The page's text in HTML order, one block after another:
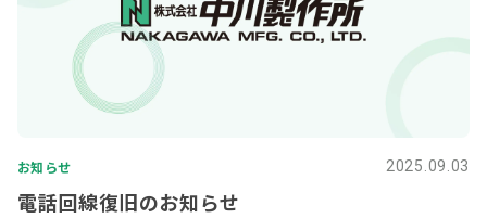
お知らせ 2025.09.03
電話回線復旧のお知らせ